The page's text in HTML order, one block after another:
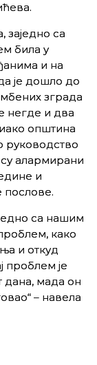
заједно са
била у
и на
је дошло до
зграда
негде и два
општина
руководство
алармирани
и
послове.
са нашим
како
и откуд
проблем је
дана, мада он
– навела